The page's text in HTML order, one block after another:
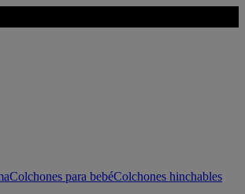
Colchones para bebéColchones hinchables